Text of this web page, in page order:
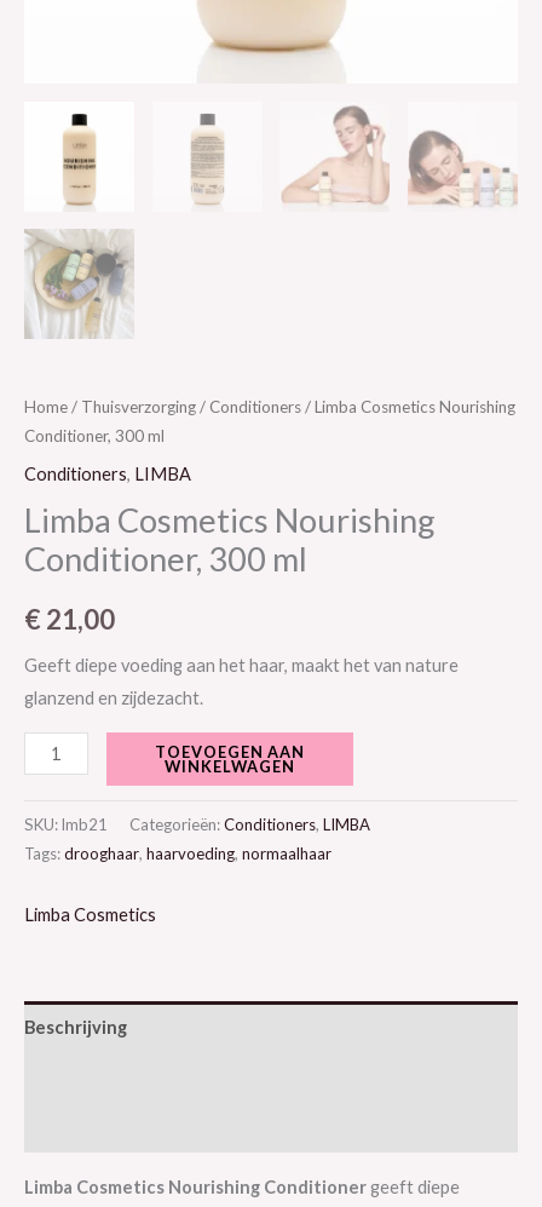
Home/ Thuisverzorging/ Conditioners/ Limba Cosmetics Nourishing
Conditioner, 300 ml
Conditioners, LIMBA
Limba Cosmetics Nourishing
Conditioner, 300 ml
€ 21,00
Geeft diepe voeding aan het haar, maakt het van nature
glanzend en zijdezacht.
TOEVOEGEN AAN
WINKELWAGEN
SKU: lmb21 Categorieën:Conditioners, LIMBA
Tags:drooghaar, haarvoeding, normaalhaar
Limba Cosmetics
Beschrijving
Limba Cosmetics Nourishing Conditionergeeft diepe